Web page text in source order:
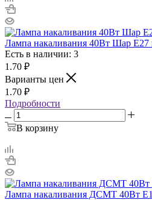
Лампа накаливания 40Вт Шар E27
Есть в наличии: 3
1.70 ₽
Варианты цен
1.70 ₽
Подробности
В корзину
Лампа накаливания ДСМТ 40Вт